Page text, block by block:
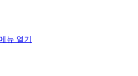
뉴 열기